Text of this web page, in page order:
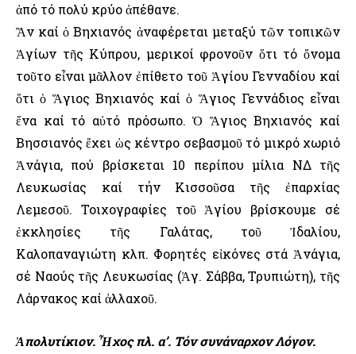
ἀπό τό πολύ κρύο ἀπέθανε.
Ἂν καί ὁ Βηχιανός ἀναφέρεται μεταξύ τῶν τοπικῶν
Ἁγίων τῆς Κύπρου, μερικοί φρονοῦν ὅτι τό ὄνομα
τοῦτο εἶναι μᾶλλον ἐπίθετο τοῦ Ἁγίου Γενναδίου καί
ὅτι ὁ Ἅγιος Βηχιανός καί ὁ Ἅγιος Γεννάδιος εἶναι
ἕνα καί τό αὐτό πρόσωπο. Ὁ Ἅγιος Βηχιανός καί
Βησσιανός ἔχει ὡς κέντρο σεβασμοῦ τό μικρό χωριό
Ἀνάγια, πού βρίσκεται 10 περίπου μίλια ΝΔ τῆς
Λευκωσίας καί τήν Κισσοῦσα τῆς ἐπαρχίας
Λεμεσοῦ. Τοιχογραφίες τοῦ Ἁγίου βρίσκουμε σέ
ἐκκλησίες τῆς Γαλάτας, τοῦ Ἰδαλίου,
Καλοπαναγιώτη κλπ. Φορητές εἰκόνες στά Ἀνάγια,
σέ Ναούς τῆς Λευκωσίας (Ἁγ. Σάββα, Τρυπιώτη), τῆς
Λάρνακος καί ἀλλαχοῦ.
Ἀπολυτίκιον. Ἦχος πλ. α’. Τόν συνάναρχον Λόγον.